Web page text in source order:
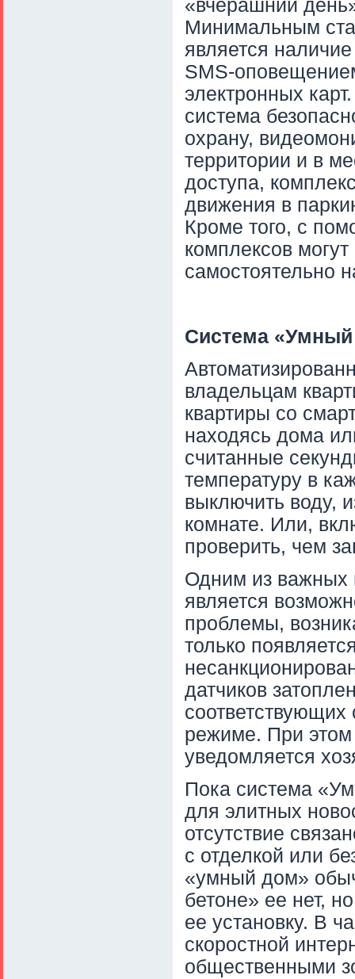
«вчерашний
Минимальным
является
SMS-
электронных
система
охрану,
территории и в
доступа,
движения в
Кроме того, с
комплексов
самостоятельно
Система
владельцам
квартиры со
находясь дома
считанные
температуру в
выключить воду,
комнате. Или,
проверить, чем
Одним из
является
проблемы,
только
датчиков
режиме. При
уведомляется
Пока система
для элитных
отсутствие
с отделкой или
«умный дом»
бетоне» ее нет,
ее установку. В
скоростной
общественными